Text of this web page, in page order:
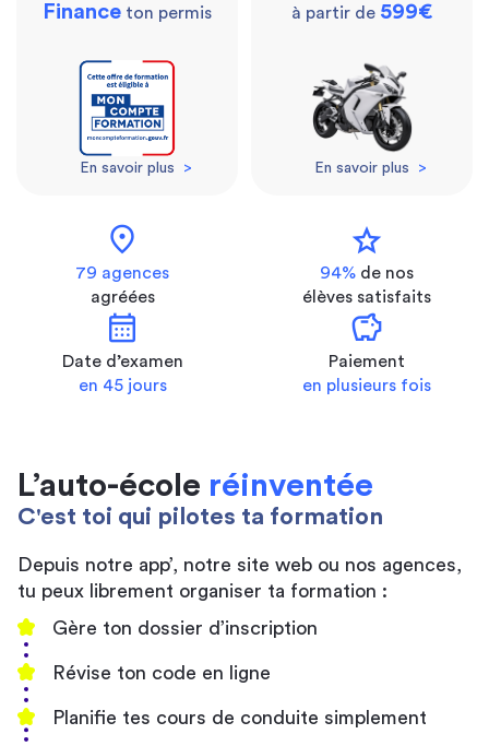
Finance ton permis
En savoir plus >
à partir de 599€
En savoir plus >
location_on
79 agences
agréées
star
94% de nos
élèves satisfaits
calendar_month
Date d’examen
en 45 jours
savings
Paiement
en plusieurs fois
L’auto-école réinventée
C'est toi qui pilotes ta formation
Depuis notre app’, notre site web ou nos agences,
tu peux librement organiser ta formation :
Gère ton dossier d’inscription
Révise ton code en ligne
Planifie tes cours de conduite simplement